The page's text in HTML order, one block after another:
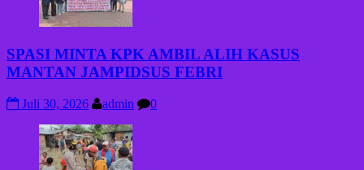
SPASI MINTA KPK AMBIL ALIH KASUS
MANTAN JAMPIDSUS FEBRI
Juli 30, 2026 admin 0